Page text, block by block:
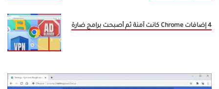
4 إضافات Chrome كانت آمنة ثم أصبحت برامج ضارة